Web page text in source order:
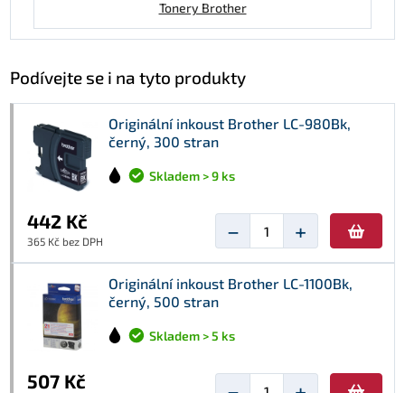
Tonery Brother
Podívejte se i na tyto produkty
Originální inkoust Brother LC-980Bk,
černý, 300 stran
Skladem > 9 ks
442 Kč
365 Kč bez DPH − +
Originální inkoust Brother LC-1100Bk,
černý, 500 stran
Skladem > 5 ks
507 Kč